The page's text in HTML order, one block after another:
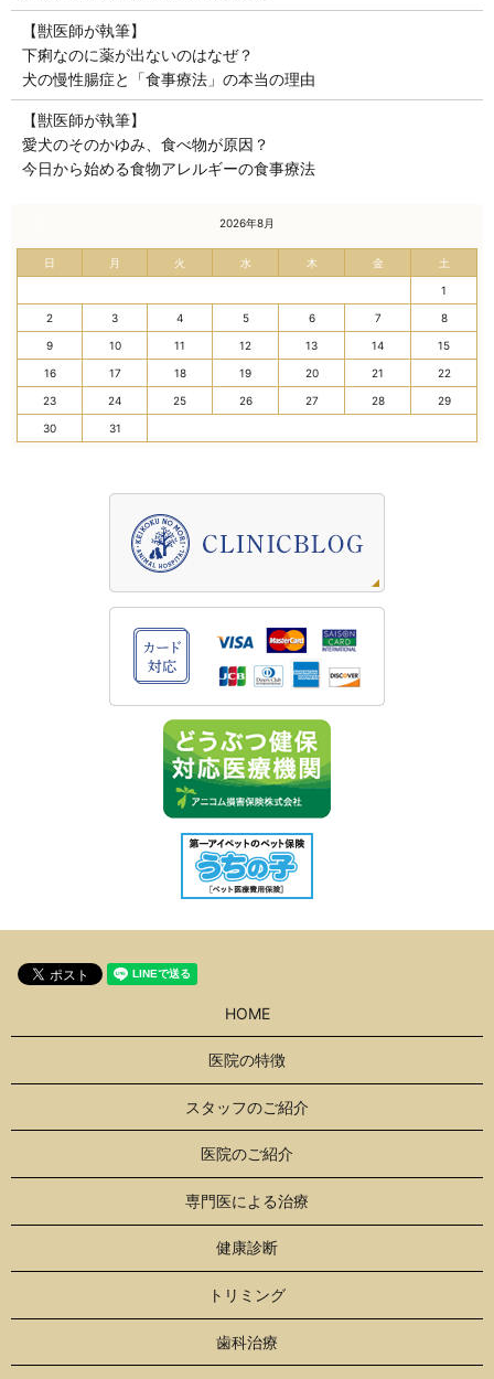
【獣医師が執筆】
下痢なのに薬が出ないのはなぜ？
犬の慢性腸症と「食事療法」の本当の理由
【獣医師が執筆】
愛犬のそのかゆみ、食べ物が原因？
今日から始める食物アレルギーの食事療法
2026年8月
日 月 火 水 木 金 土
1
2 3 4 5 6 7 8
9 10 11 12 13 14 15
16 17 18 19 20 21 22
23 24 25 26 27 28 29
30 31
HOME
医院の特徴
スタッフのご紹介
医院のご紹介
専門医による治療
健康診断
トリミング
歯科治療